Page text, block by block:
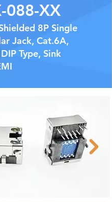
088-XX
8P Single
Jack, Cat.6A,
Type, Sink